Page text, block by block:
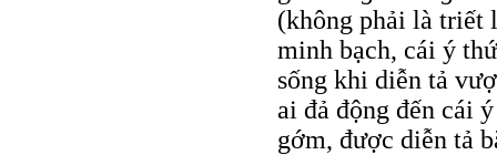
(không phải là triết
minh bạch, cái ý
sống khi diễn tả
ai đả động đến cái
gớm, được diễn tả